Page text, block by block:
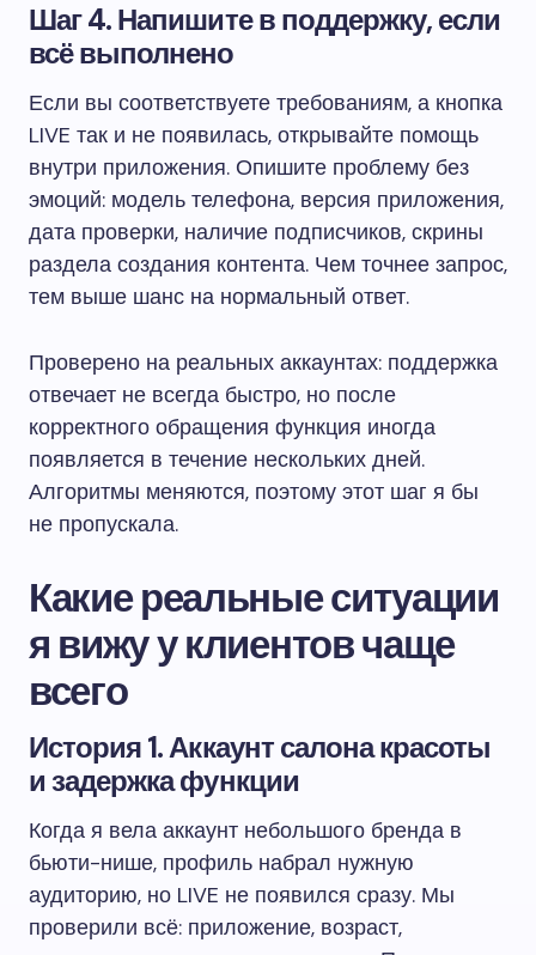
Шаг 4. Напишите в поддержку, если
всё выполнено
Если вы соответствуете требованиям, а кнопка
LIVE так и не появилась, открывайте помощь
внутри приложения. Опишите проблему без
эмоций: модель телефона, версия приложения,
дата проверки, наличие подписчиков, скрины
раздела создания контента. Чем точнее запрос,
тем выше шанс на нормальный ответ.
Проверено на реальных аккаунтах: поддержка
отвечает не всегда быстро, но после
корректного обращения функция иногда
появляется в течение нескольких дней.
Алгоритмы меняются, поэтому этот шаг я бы
не пропускала.
Какие реальные ситуации
я вижу у клиентов чаще
всего
История 1. Аккаунт салона красоты
и задержка функции
Когда я вела аккаунт небольшого бренда в
бьюти-нише, профиль набрал нужную
аудиторию, но LIVE не появился сразу. Мы
проверили всё: приложение, возраст,